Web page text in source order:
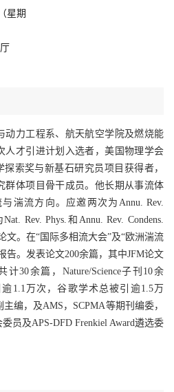
星期
力工程系、航天航空学院及燃烧能
人才引进计划入选者，美国物理学会
探索奖与新基石研究员项目获得者，
群体项目骨干成员。他长期从事流体
湍流方向。应邀两次为Annu. Rev.
Rev. Phys.和Annu. Rev. Condens.
文。在“国际多相流大会”及“欧洲湍流
告。发表论文200余篇，其中JFM论文
计30余篇，Nature/Science子刊10余
逾1.1万次，谷歌学术总被引逾1.5万
主编，及AMS，SCPMA等期刊编委，
员及APS-DFD Frenkiel Award遴选委